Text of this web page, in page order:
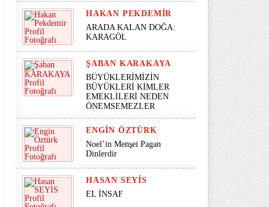
HAKAN PEKDEMIR
ARADA KALAN DOĞA:
KARAGÖL
ŞABAN KARAKAYA
BÜYÜKLERİMİZİN
BÜYÜKLERİ KİMLER
EMEKLİLERİ NEDEN
ÖNEMSEMEZLER
ENGIN ÖZTÜRK
Noel’in Menşei Pagan
Dinlerdir
HASAN SEYİS
EL İNSAF